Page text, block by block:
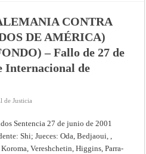
CONTRA
DE AMÉRICA)
– Fallo de 27 de
Internacional de
de Justicia
Sentencia 27 de junio de 2001
Shi; Jueces: Oda, Bedjaoui, ,
Vereshchetin, Higgins, Parra-